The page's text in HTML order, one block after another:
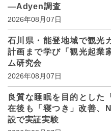
―Adyen調査
2026年08月07日
石川県・能登地域で観光
計画まで学び「観光起
ム研究会
2026年08月07日
良質な睡眠を目的とした
在後も「寝つき」改善、
設で実証実験